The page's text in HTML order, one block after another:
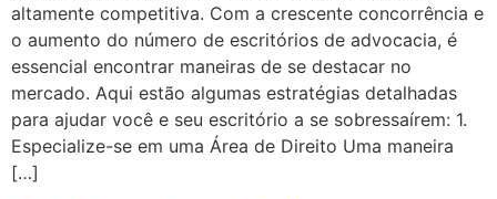
altamente competitiva. Com a crescente concorrência e
o aumento do número de escritórios de advocacia, é
essencial encontrar maneiras de se destacar no
mercado. Aqui estão algumas estratégias detalhadas
para ajudar você e seu escritório a se sobressaírem: 1.
Especialize-se em uma Área de Direito Uma maneira
[…]